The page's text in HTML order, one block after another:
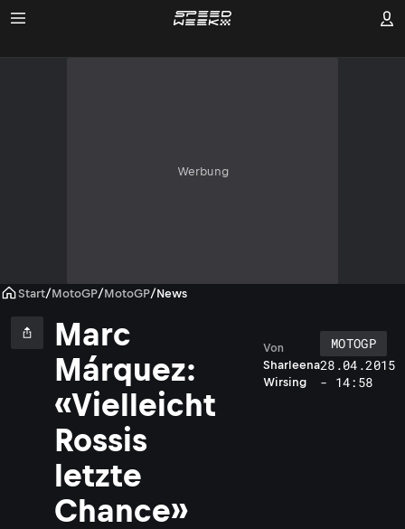
Werbung
Start/MotoGP/MotoGP/News
Marc
Márquez:
«Vielleicht
Rossis
letzte
Chance»
Sharleena
Wirsing
Von
MOTOGP
28.04.2015
- 14:58